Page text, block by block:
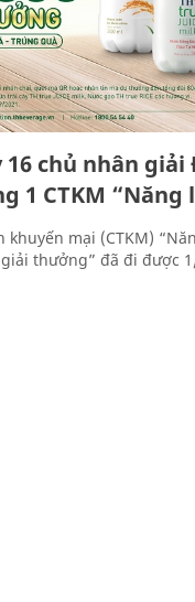
chủ nhân
1 CTKM
khuyến mại (CTKM)
thưởng” đã đi được